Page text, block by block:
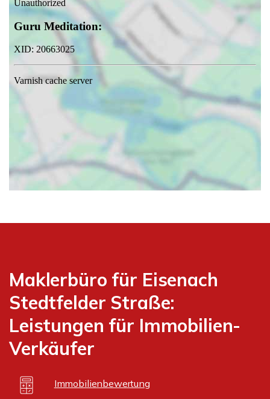
Maklerbüro für Eisenach
Stedtfelder Straße:
Leistungen für Immobilien-
Verkäufer
Immobilienbewertung